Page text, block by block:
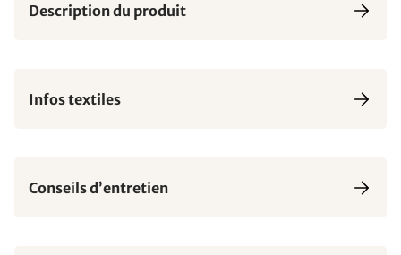
Description du produit
Infos textiles
Conseils d’entretien